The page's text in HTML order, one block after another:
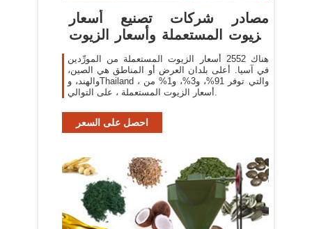
مصادر شركات تصنيع أسعار
الزيوت المستعملة وأسعار الزيوت
هناك 2552 أسعار الزيوت المستعملة من المورِّدين
في آسيا. أعلى بلدان العرض أو المناطق هي الصين،
والهند، وThailand ، والتي توفر 91%، و3%، و1% من
أسعار الزيوت المستعملة ، على التوالي.
احصل على السعر